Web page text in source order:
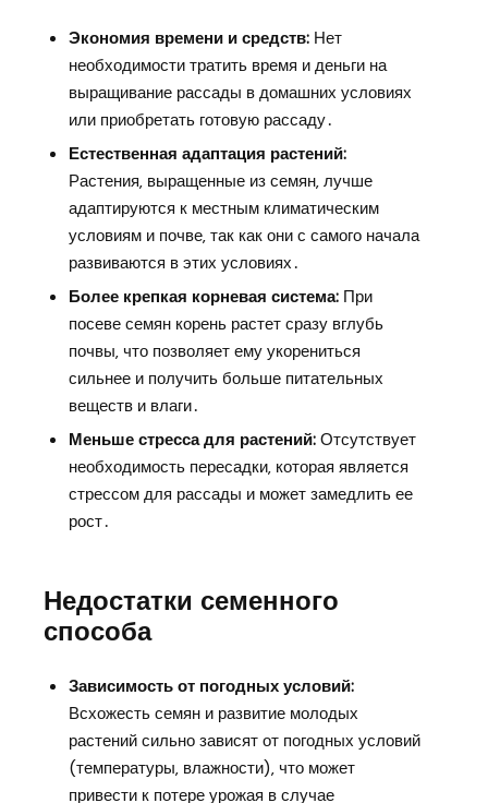
Экономия времени и средств:Нет
необходимости тратить время и деньги на
выращивание рассады в домашних условиях
или приобретать готовую рассаду․
Естественная адаптация растений:
Растения‚ выращенные из семян‚ лучше
адаптируются к местным климатическим
условиям и почве‚ так как они с самого начала
развиваются в этих условиях․
Более крепкая корневая система:При
посеве семян корень растет сразу вглубь
почвы‚ что позволяет ему укорениться
сильнее и получить больше питательных
веществ и влаги․
Меньше стресса для растений:Отсутствует
необходимость пересадки‚ которая является
стрессом для рассады и может замедлить ее
рост․
Недостатки семенного
способа
Зависимость от погодных условий:
Всхожесть семян и развитие молодых
растений сильно зависят от погодных условий
(температуры‚ влажности)‚ что может
привести к потере урожая в случае